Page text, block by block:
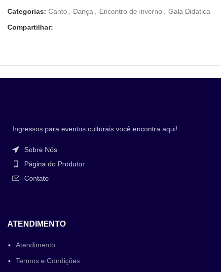
Categorias: Canto Dança Encontro de inverno
Gala Didatica
Compartilhar:
Ingressos para eventos culturais você encontra aqui!
Sobre Nós
Página do Produtor
Contato
ATENDIMENTO
Atendimento
Termos e Condições